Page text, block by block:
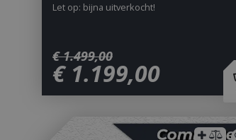
€ 1.499,00
€ 1.199,00
Let op: bijna uitverkocht!